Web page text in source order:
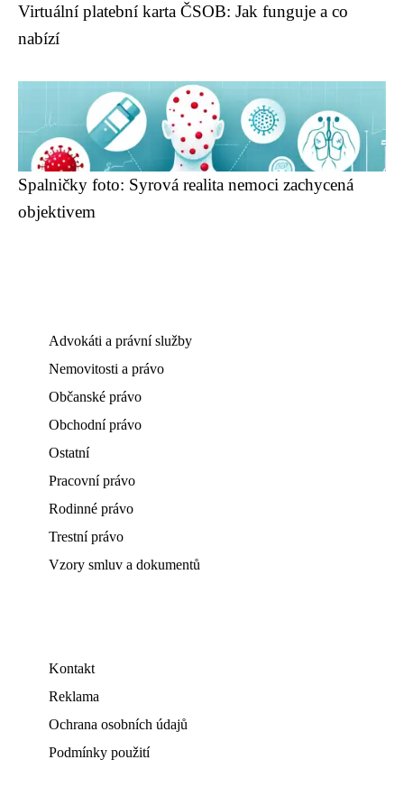
Virtuální platební karta ČSOB: Jak funguje a co
nabízí
Spalničky foto: Syrová realita nemoci zachycená
objektivem
Advokáti a právní služby
Nemovitosti a právo
Občanské právo
Obchodní právo
Ostatní
Pracovní právo
Rodinné právo
Trestní právo
Vzory smluv a dokumentů
Kontakt
Reklama
Ochrana osobních údajů
Podmínky použití